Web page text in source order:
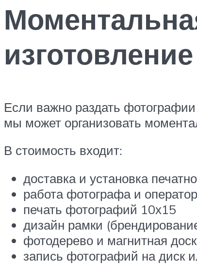
Если важно раздать
мы может организовать
В стоимость входит:
доставка и установка
работа фотографа и
печать фотографий 10х15
дизайн рамки
фотодерево и магнитная
запись фотографий на диск